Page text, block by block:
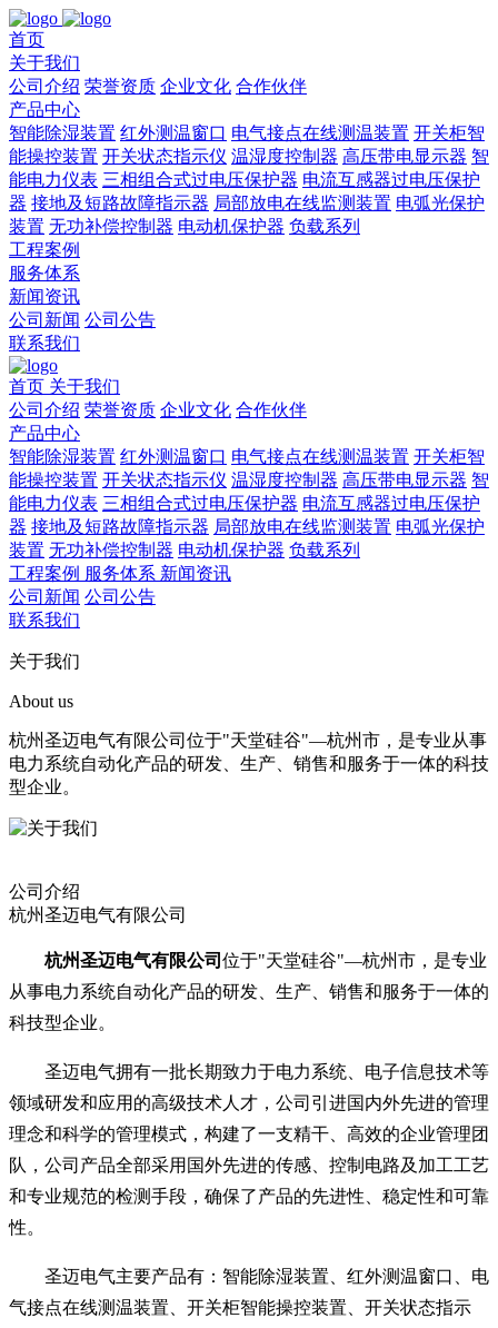
首页
关于我们
公司介绍 荣誉资质 企业文化 合作伙伴
产品中心
智能除湿装置 红外测温窗口 电气接点在线测温装置 开关柜智
能操控装置 开关状态指示仪 温湿度控制器 高压带电显示器 智
能电力仪表 三相组合式过电压保护器 电流互感器过电压保护
器 接地及短路故障指示器 局部放电在线监测装置 电弧光保护
装置 无功补偿控制器 电动机保护器 负载系列
工程案例
服务体系
新闻资讯
公司新闻 公司公告
联系我们
首页 关于我们
公司介绍 荣誉资质 企业文化 合作伙伴
产品中心
智能除湿装置 红外测温窗口 电气接点在线测温装置 开关柜智
能操控装置 开关状态指示仪 温湿度控制器 高压带电显示器 智
能电力仪表 三相组合式过电压保护器 电流互感器过电压保护
器 接地及短路故障指示器 局部放电在线监测装置 电弧光保护
装置 无功补偿控制器 电动机保护器 负载系列
工程案例 服务体系 新闻资讯
公司新闻 公司公告
联系我们
关于我们
About us
杭州圣迈电气有限公司位于"天堂硅谷"—杭州市，是专业从事
电力系统自动化产品的研发、生产、销售和服务于一体的科技
型企业。
公司介绍
杭州圣迈电气有限公司
杭州圣迈电气有限公司 位于"天堂硅谷"—杭州市，是专业
从事电力系统自动化产品的研发、生产、销售和服务于一体的
科技型企业。
圣迈电气拥有一批长期致力于电力系统、电子信息技术等
领域研发和应用的高级技术人才，公司引进国内外先进的管理
理念和科学的管理模式，构建了一支精干、高效的企业管理团
队，公司产品全部采用国外先进的传感、控制电路及加工工艺
和专业规范的检测手段，确保了产品的先进性、稳定性和可靠
性。
圣迈电气主要产品有：智能除湿装置、红外测温窗口、电
气接点在线测温装置、开关柜智能操控装置、开关状态指示